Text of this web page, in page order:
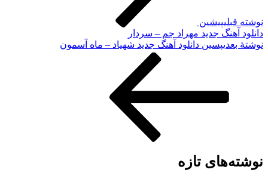
نوشته قبلیپیشین
دانلود آهنگ جدید مهراد جم – سردار
نوشته‌ٔ بعدیپسین دانلود آهنگ جدید شهیاد – ماه آسمون
نوشته‌های تازه